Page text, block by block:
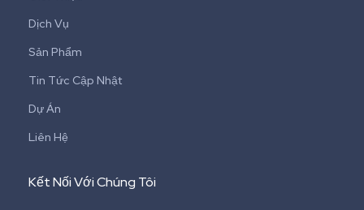
Dịch Vụ
Sản Phẩm
Tin Tức Cập Nhật
Dự Án
Liên Hệ
Kết Nối Với Chúng Tôi